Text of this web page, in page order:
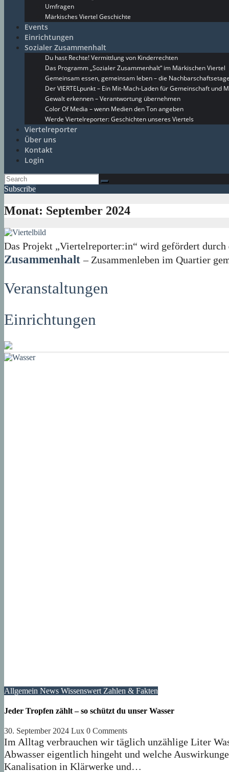
Umfragen
Märkisches Viertel Geschichte
Events
Einrichtungen
Sozialer Zusammenhalt
Du hast Rechte! Vermittlung von Kinderrechten
Das Programm „Sozialer Zusammenhalt“ im Märkischen Viertel
Gemeinsam essen, gemeinsam leben – die
Der VIERTELpunkt – Ein Mit-Mach-Laden für Gemeinschaft und
Gewalt erkennen – Verantwortung übernehmen
Color Of Media – wenn Medien den Ton angeben
Werde Viertelreporter: Geschichten unseres Viertels
Viertelreporter
Über uns
Kontakt
Login
Subscribe
Monat: September 2024
Das Projekt „Viertelreporter:in“ wird gefördert
Zusammenhalt – Zusammenleben im Quartier
Veranstaltungen
Einrichtungen
Allgemein News Wissenswert Zahlen & Fakten
Jeder Tropfen zählt – so schützt du unser Wasser
30. September 2024 Lux 0 Comments
Im Alltag verbrauchen wir täglich unzählige Liter
Abwasser eigentlich hingeht und welche
Kanalisation in Klärwerke und…